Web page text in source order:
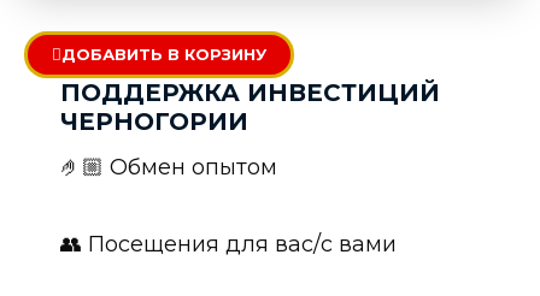
ДОБАВИТЬ В КОРЗИНУ
ПОДДЕРЖКА ИНВЕСТИЦИЙ
ЧЕРНОГОРИИ
🤌🏼 Обмен опытом
👥 Посещения для вас/с вами